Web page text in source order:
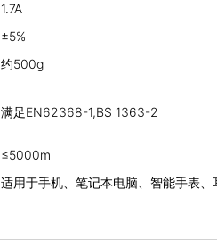
1.7A
±5%
约500g
满足EN62368-1,BS 1363-2
≤5000m
适用于手机、笔记本电脑、智能手表